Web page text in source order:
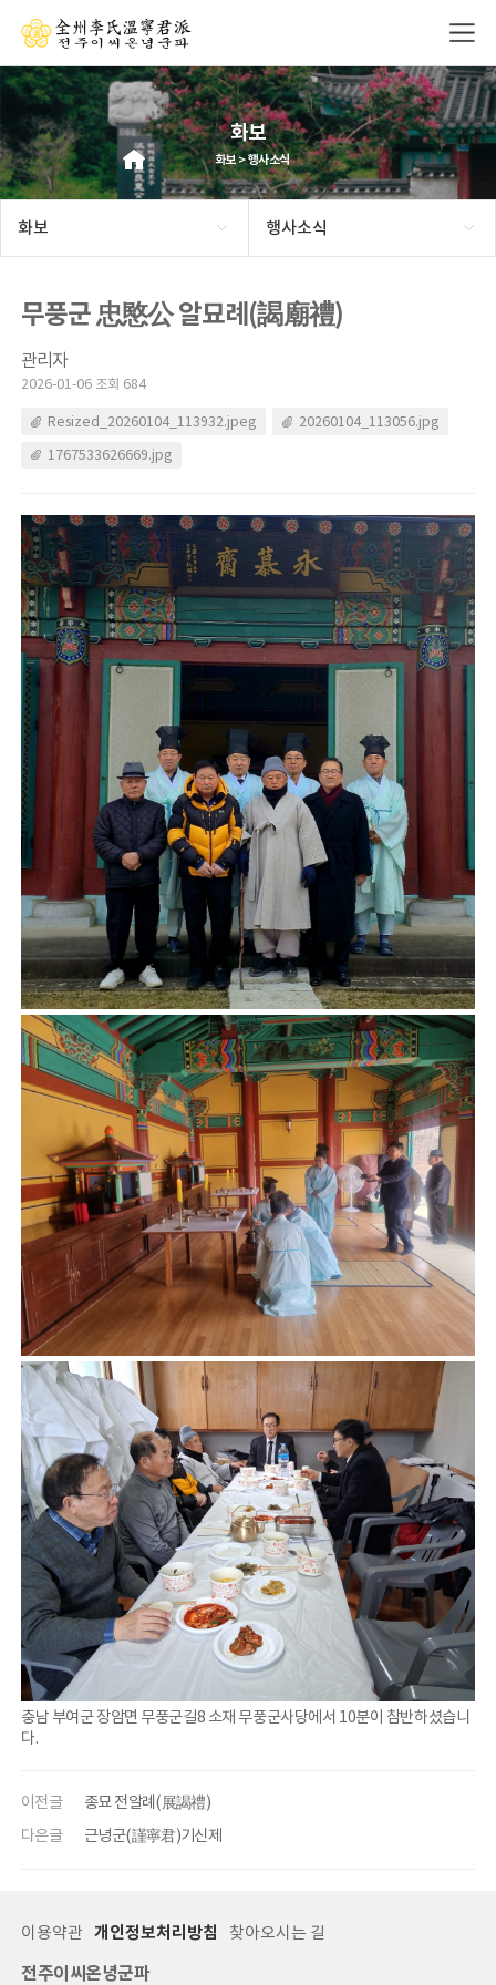
화보
화보 > 행사소식
화보 행사소식
무풍군 忠愍公 알묘례(謁廟禮)
관리자
2026-01-06 조회 684
Resized_20260104_113932.jpeg 20260104_113056.jpg
1767533626669.jpg
충남 부여군 장암면 무풍군길8 소재 무풍군사당에서 10분이 참반하셨습니
다.
이전글
종묘 전알례(展謁禮)
다은글
근녕군(謹寧君)기신제
이용약관 개인정보처리방침 찾아오시는 길
전주이씨온녕군파